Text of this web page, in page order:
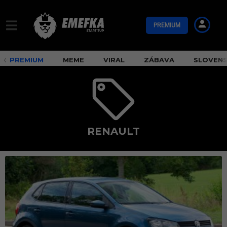
PREMIUM
PREMIUM MEME VIRAL ZÁBAVA
RENAULT
r
e
n
a